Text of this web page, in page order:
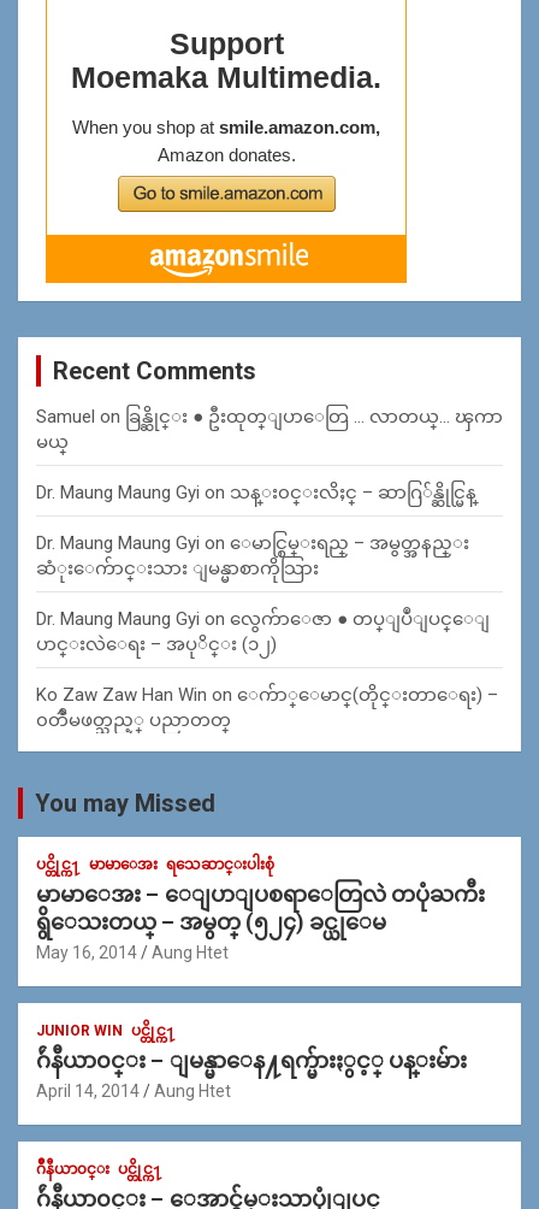
Recent Comments
Samuel on ခြန္ဆိုင္း ● ဦးထုတ္ျပာေတြ … လာတယ္… ၾကာ
မယ္
Dr. Maung Maung Gyi on သန္း၀င္းလိႈင္ – ဆာဂြ်န္ဆိုင္မြန္
Dr. Maung Maung Gyi on ေမာင္စြမ္းရည္ – အမွတ္အနည္း
ဆံုးေက်ာင္းသား ျမန္မာစာကိုသြား
Dr. Maung Maung Gyi on လွေက်ာေဇာ ● တပ္ျပဳျပင္ေျ
ပာင္းလဲေရး – အပုိင္း (၁၂)
Ko Zaw Zaw Han Win on ေက်ာ္ေမာင္(တိုင္းတာေရး) –
၀တၳဳမဖတ္သည့္ ပညာတတ္
You may Missed
ပင္တိုင္က႑ မာမာေအး ရသေဆာင္းပါးစုံ
မာမာေအး – ေျပာျပစရာေတြလဲ တပုံႀကီး
ရွိေသးတယ္ – အမွတ္ (၅၂၄) ခင္ယုေမ
May 16, 2014 Aung Htet
JUNIOR WIN ပင္တိုင္က႑
ဂ်ဴနီယာ၀င္း – ျမန္မာေန႔ရက္မ်ားႏွင့္ ပန္းမ်ား
April 14, 2014 Aung Htet
ဂ်ဳနီယာ၀င္း ပင္တိုင္က႑
ဂ်ဴနီယာ၀င္း – ေအာင္ခ်မ္းသာပုုံျပင္